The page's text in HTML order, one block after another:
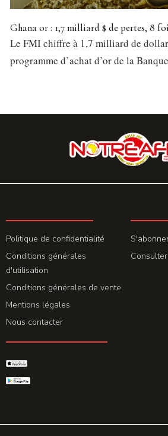
Ghana or : 1,7 milliard $ de pertes, 8
Le FMI chiffre à 1,7 milliard de
programme d’achat d’or de la
Politique de confidentialité
Conditions générales
d'utilisation
Conditions générales de vente
Mentions légales
Nous contacter